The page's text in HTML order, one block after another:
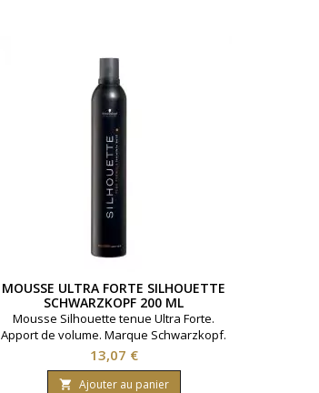
MOUSSE ULTRA FORTE SILHOUETTE
SCHWARZKOPF 200 ML
Mousse Silhouette tenue Ultra Forte.
Apport de volume. Marque Schwarzkopf.
Contenance : 200ml
Prix
13,07 €
 Ajouter au panier